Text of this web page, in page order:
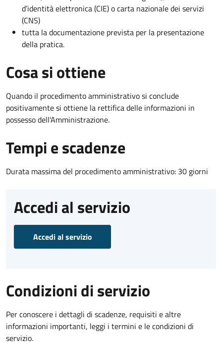
d’identità elettronica (CIE) o carta nazionale dei servizi
(CNS)
tutta la documentazione prevista per la presentazione
della pratica.
Cosa si ottiene
Quando il procedimento amministrativo si conclude
positivamente si ottiene la rettifica delle informazioni in
possesso dell'Amministrazione.
Tempi e scadenze
Durata massima del procedimento amministrativo: 30 giorni
Accedi al servizio
Accedi al servizio
Condizioni di servizio
Per conoscere i dettagli di scadenze, requisiti e altre
informazioni importanti, leggi i termini e le condizioni di
servizio.